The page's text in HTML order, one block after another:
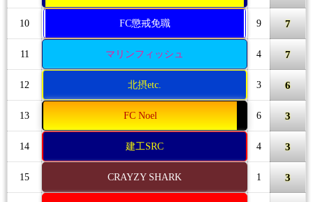
10 FC懲戒免職 9 7
11 マリンフィッシュ 4 7
12 北摂etc. 3 6
13 FC Noel 6 3
14 建工SRC 4 3
15 CRAYZY SHARK 1 3